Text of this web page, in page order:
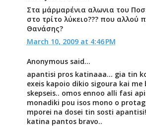
Στα μάρμαρένια αλωνια του
στο τρίτο λύκειο??? που αλλού
Θανάσης?
March 10, 2009 at 4:46 PM
Anonymous said...
apantisi pros katinaaa... gia tin
exeis kapoio dikio sigoura kai me
skepseis.. omos ennoo alli fasi
monadiki pou isos mono o
mporei na dosei tin sosti
katina pantos bravo..